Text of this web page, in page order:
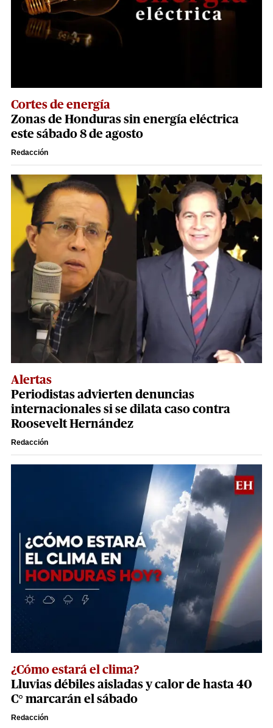
Cortes de energía
Zonas de Honduras sin energía eléctrica
este sábado 8 de agosto
Redacción
Alertas
Periodistas advierten denuncias
internacionales si se dilata caso contra
Roosevelt Hernández
Redacción
¿Cómo estará el clima?
Lluvias débiles aisladas y calor de hasta 40
C° marcarán el sábado
Redacción